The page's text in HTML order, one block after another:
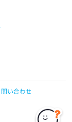
問い合わせ